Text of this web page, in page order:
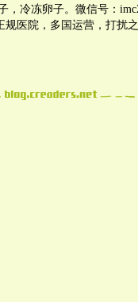
，冷冻卵子。微信号：
规医院，多国运营，打扰